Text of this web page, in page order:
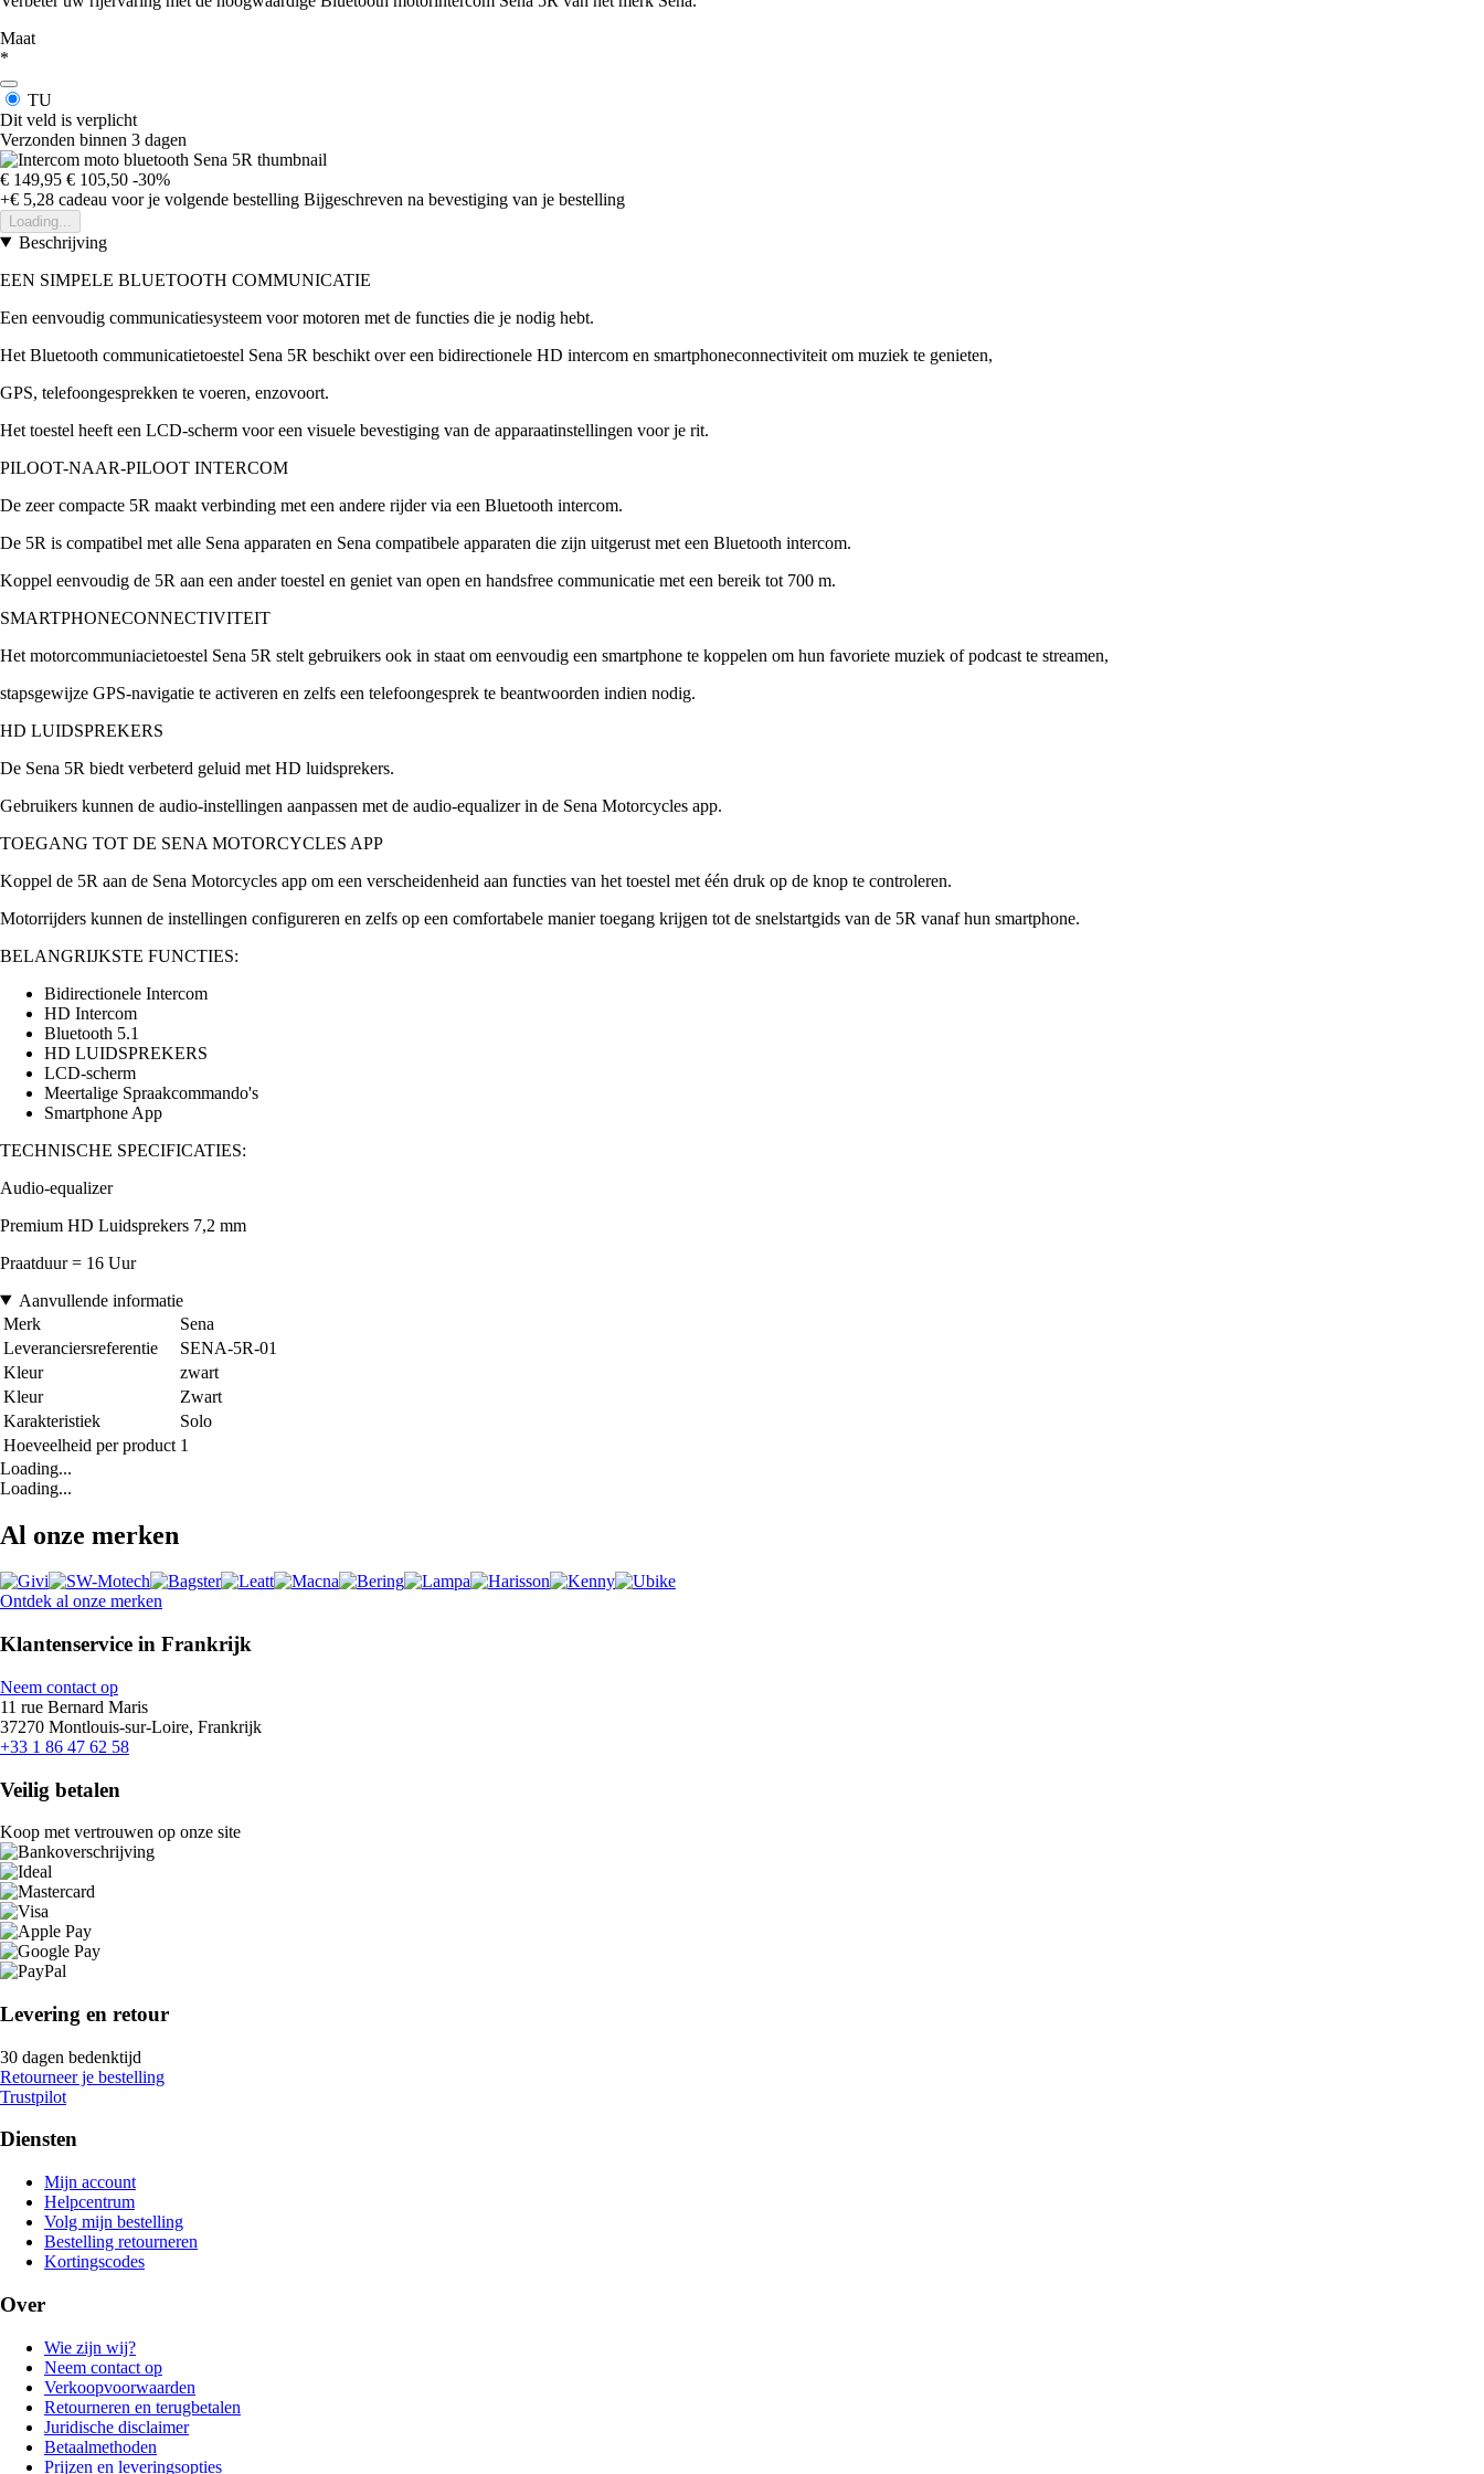
Maat
*
TU
Dit veld is verplicht
Verzonden binnen 3 dagen
€ 149,95 € 105,50 -30%
+€ 5,28 cadeau voor je volgende bestelling Bijgeschreven na bevestiging van je bestelling
Loading...
Beschrijving
EEN SIMPELE BLUETOOTH COMMUNICATIE
Een eenvoudig communicatiesysteem voor motoren met de functies die je nodig hebt.
Het Bluetooth communicatietoestel Sena 5R beschikt over een bidirectionele HD intercom en smartphoneconnectiviteit om muziek te genieten,
GPS, telefoongesprekken te voeren, enzovoort.
Het toestel heeft een LCD-scherm voor een visuele bevestiging van de apparaatinstellingen voor je rit.
PILOOT-NAAR-PILOOT INTERCOM
De zeer compacte 5R maakt verbinding met een andere rijder via een Bluetooth intercom.
De 5R is compatibel met alle Sena apparaten en Sena compatibele apparaten die zijn uitgerust met een Bluetooth intercom.
Koppel eenvoudig de 5R aan een ander toestel en geniet van open en handsfree communicatie met een bereik tot 700 m.
SMARTPHONECONNECTIVITEIT
Het motorcommuniacietoestel Sena 5R stelt gebruikers ook in staat om eenvoudig een smartphone te koppelen om hun favoriete muziek of podcast te streamen,
stapsgewijze GPS-navigatie te activeren en zelfs een telefoongesprek te beantwoorden indien nodig.
HD LUIDSPREKERS
De Sena 5R biedt verbeterd geluid met HD luidsprekers.
Gebruikers kunnen de audio-instellingen aanpassen met de audio-equalizer in de Sena Motorcycles app.
TOEGANG TOT DE SENA MOTORCYCLES APP
Koppel de 5R aan de Sena Motorcycles app om een verscheidenheid aan functies van het toestel met één druk op de knop te controleren.
Motorrijders kunnen de instellingen configureren en zelfs op een comfortabele manier toegang krijgen tot de snelstartgids van de 5R vanaf hun smartphone.
BELANGRIJKSTE FUNCTIES:
Bidirectionele Intercom
HD Intercom
Bluetooth 5.1
HD LUIDSPREKERS
LCD-scherm
Meertalige Spraakcommando's
Smartphone App
TECHNISCHE SPECIFICATIES:
Audio-equalizer
Premium HD Luidsprekers 7,2 mm
Praatduur = 16 Uur
Aanvullende informatie
Merk
Sena
Leveranciersreferentie
SENA-5R-01
Kleur
zwart
Kleur
Zwart
Karakteristiek
Solo
Hoeveelheid per product 1
Loading...
Loading...
Al onze merken
Ontdek al onze merken
Klantenservice in Frankrijk
Neem contact op
11 rue Bernard Maris
37270 Montlouis-sur-Loire, Frankrijk
+33 1 86 47 62 58
Veilig betalen
Koop met vertrouwen op onze site
Levering en retour
30 dagen bedenktijd
Retourneer je bestelling
Trustpilot
Diensten
Mijn account
Helpcentrum
Volg mijn bestelling
Bestelling retourneren
Kortingscodes
Over
Wie zijn wij?
Neem contact op
Verkoopvoorwaarden
Retourneren en terugbetalen
Juridische disclaimer
Betaalmethoden
Prijzen en leveringsopties